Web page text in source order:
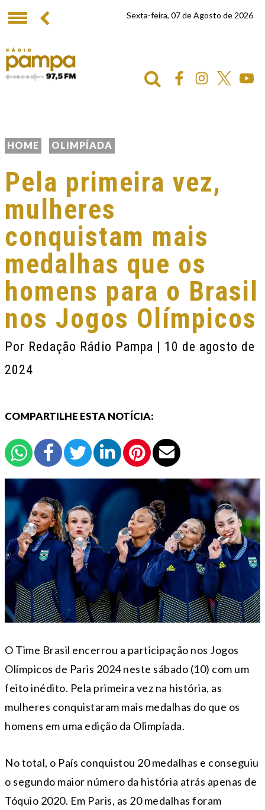
Sexta-feira, 07 de Agosto de 2026
HOME OLIMPÍADA
Pela primeira vez,
mulheres
conquistam mais
medalhas que os
homens para o Brasil
nos Jogos Olímpicos
Por Redação Rádio Pampa | 10 de agosto de
2024
COMPARTILHE ESTA NOTÍCIA:
O Time Brasil encerrou a participação nos Jogos
Olímpicos de Paris 2024 neste sábado (10) com um
feito inédito. Pela primeira vez na história, as
mulheres conquistaram mais medalhas do que os
homens em uma edição da Olimpíada.
No total, o País conquistou 20 medalhas e conseguiu
o segundo maior número da história atrás apenas de
Tóquio 2020. Em Paris, as 20 medalhas foram